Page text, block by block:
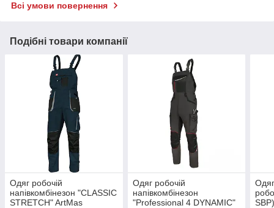
Всі умови повернення
Подібні товари компанії
Одяг робочій
напівкомбінезон "CLASSIC
STRETCH" ArtMas
Одяг робочій
напівкомбінезон
"Professional 4 DYNAMIC"